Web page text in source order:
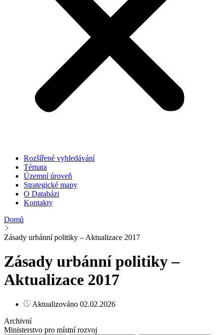
Rozšířené vyhledávání
Témata
Územní úroveň
Strategické mapy
O Databázi
Kontakty
Domů
Zásady urbánní politiky – Aktualizace 2017
Zásady urbánní politiky –
Aktualizace 2017
Aktualizováno 02.02.2026
Archivní
Ministerstvo pro místní rozvoj